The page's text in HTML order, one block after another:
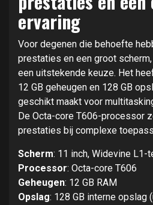
ervaring
Voor degenen die behoefte
prestaties en een groot
een uitstekende keuze. Het
12 GB geheugen en 128 GB
geschikt maakt voor
De Octa-core T606-processor
prestaties bij complexe
Scherm: 11 inch, Widevine L1-
Processor: Octa-core T606
Geheugen: 12 GB RAM
Opslag: 128 GB interne opslag